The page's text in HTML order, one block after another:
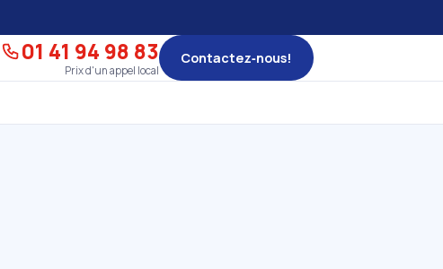
01 41 94 98 83
Prix d'un appel local
Contactez‑nous!